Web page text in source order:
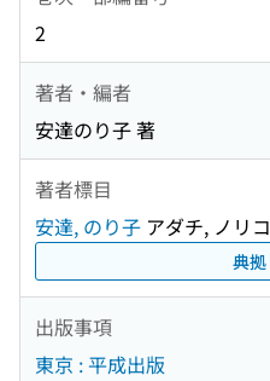
2
著者・編者
安達のり子 著
著者標目
安達, のり子 アダチ, ノリコ
典拠
出版事項
東京 : 平成出版